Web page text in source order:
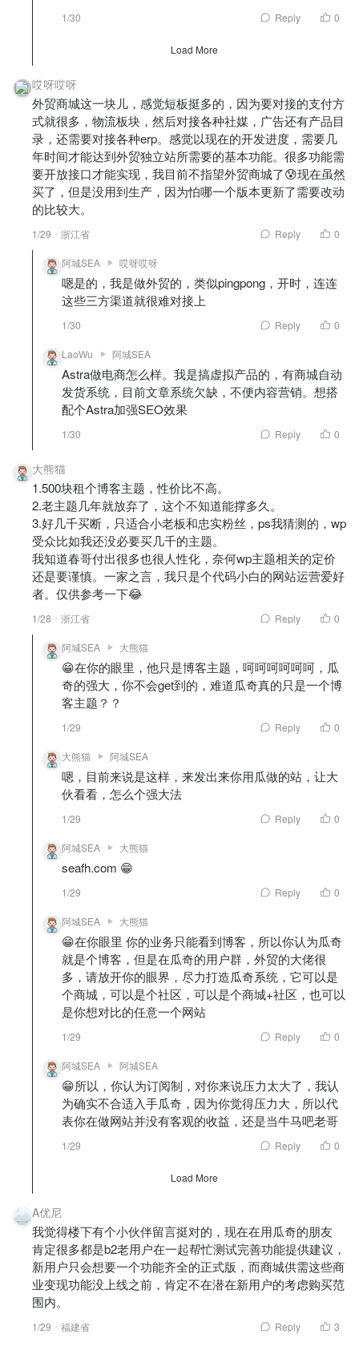
1/30 Reply 0
Load More
哎呀哎呀
外贸商城这一块儿，感觉短板挺多的，因为要对接的支付方
式就很多，物流板块，然后对接各种社媒，广告还有产品目
录，还需要对接各种erp。感觉以现在的开发进度，需要几
年时间才能达到外贸独立站所需要的基本功能。很多功能需
要开放接口才能实现，我目前不指望外贸商城了😰现在虽然
买了，但是没用到生产，因为怕哪一个版本更新了需要改动
的比较大。
1/29 浙江省 Reply 0
阿城SEA 哎呀哎呀
嗯是的，我是做外贸的，类似pingpong，开时，连连
这些三方渠道就很难对接上
1/30 Reply 0
LaoWu 阿城SEA
Astra做电商怎么样。我是搞虚拟产品的，有商城自动
发货系统，目前文章系统欠缺，不便内容营销。想搭
配个Astra加强SEO效果
1/30 Reply 0
大熊猫
1.500块租个博客主题，性价比不高。
2.老主题几年就放弃了，这个不知道能撑多久。
3.好几千买断，只适合小老板和忠实粉丝，ps我猜测的，wp
受众比如我还没必要买几千的主题。
我知道春哥付出很多也很人性化，奈何wp主题相关的定价
还是要谨慎。一家之言，我只是个代码小白的网站运营爱好
者。仅供参考一下😂
1/28 浙江省 Reply 0
阿城SEA 大熊猫
😁在你的眼里，他只是博客主题，呵呵呵呵呵呵，瓜
奇的强大，你不会get到的，难道瓜奇真的只是一个博
客主题？？
1/29 Reply 0
大熊猫 阿城SEA
嗯，目前来说是这样，来发出来你用瓜做的站，让大
伙看看，怎么个强大法
1/29 Reply 0
阿城SEA 大熊猫
seafh.com 😁
1/29 Reply 0
阿城SEA 大熊猫
😁在你眼里 你的业务只能看到博客，所以你认为瓜奇
就是个博客，但是在瓜奇的用户群，外贸的大佬很
多，请放开你的眼界，尽力打造瓜奇系统，它可以是
个商城，可以是个社区，可以是个商城+社区，也可以
是你想对比的任意一个网站
1/29 Reply 0
阿城SEA 阿城SEA
😁所以，你认为订阅制，对你来说压力太大了，我认
为确实不合适入手瓜奇，因为你觉得压力大，所以代
表你在做网站并没有客观的收益，还是当牛马吧老哥
1/29 Reply 0
Load More
A优尼
我觉得楼下有个小伙伴留言挺对的，现在在用瓜奇的朋友
肯定很多都是b2老用户在一起帮忙测试完善功能提供建议，
新用户只会想要一个功能齐全的正式版，而商城供需这些商
业变现功能没上线之前，肯定不在潜在新用户的考虑购买范
围内。
1/29 福建省 Reply 3